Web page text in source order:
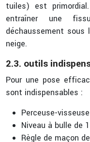
tuiles) est
entraîner une
déchaussement
neige.
2.3. outils
Pour une pose
sont indispensables :
Perceuse-
Niveau à bulle de
Règle de maçon